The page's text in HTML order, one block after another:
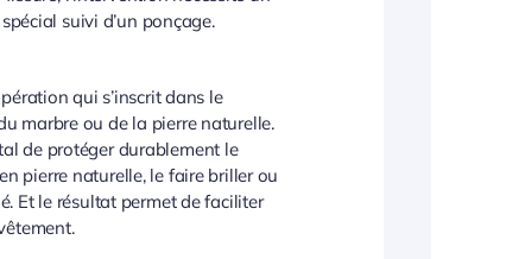
suivi d’un ponçage.
qui s’inscrit dans le
marbre ou de la pierre naturelle.
de protéger durablement le
pierre naturelle, le faire briller ou
Et le résultat permet de faciliter